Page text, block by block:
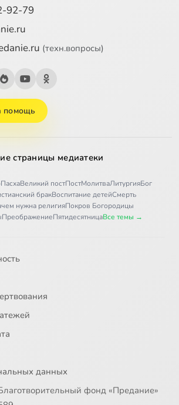
92-79
(техн.вопросы)
помощь
страницы медиатеки
ПасхаВеликий постПостМолитваЛитургияБог
бракВоспитание детейСмерть
нужна религияПокров Богородицы
ПреображениеПятидесятницаВсе темы →
данных
фонд «Предание»